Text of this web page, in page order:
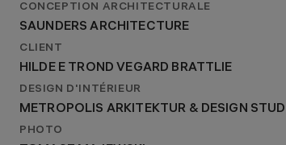
CONCEPTION ARCHITECTURALE
SAUNDERS ARCHITECTURE
CLIENT
HILDE E TROND VEGARD BRATTLIE
DESIGN D'INTÉRIEUR
METROPOLIS ARKITEKTUR & DESIGN
PHOTO